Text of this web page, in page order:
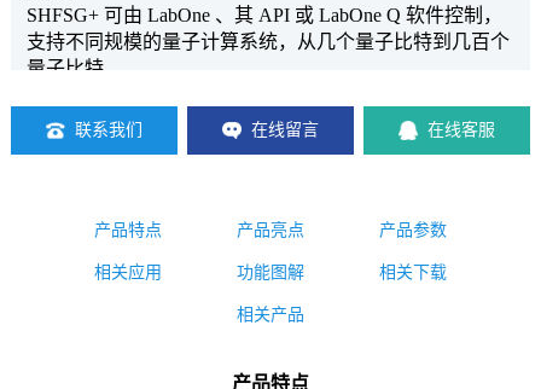
SHFSG+ 可由 LabOne 、其 API 或 LabOne Q 软件控制，
支持不同规模的量子计算系统，从几个量子比特到几百个
量子比特。
联系我们 在线留言 在线客服
产品特点 产品亮点 产品参数
相关应用 功能图解 相关下载
相关产品
产品特点